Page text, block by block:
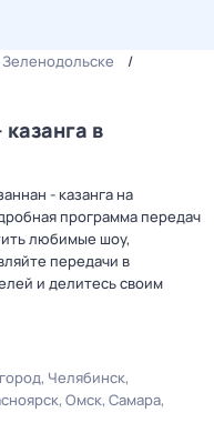
в
- казанга на
программа передач
любимые шоу,
передачи в
и делитесь своим
Челябинск
Омск Самара